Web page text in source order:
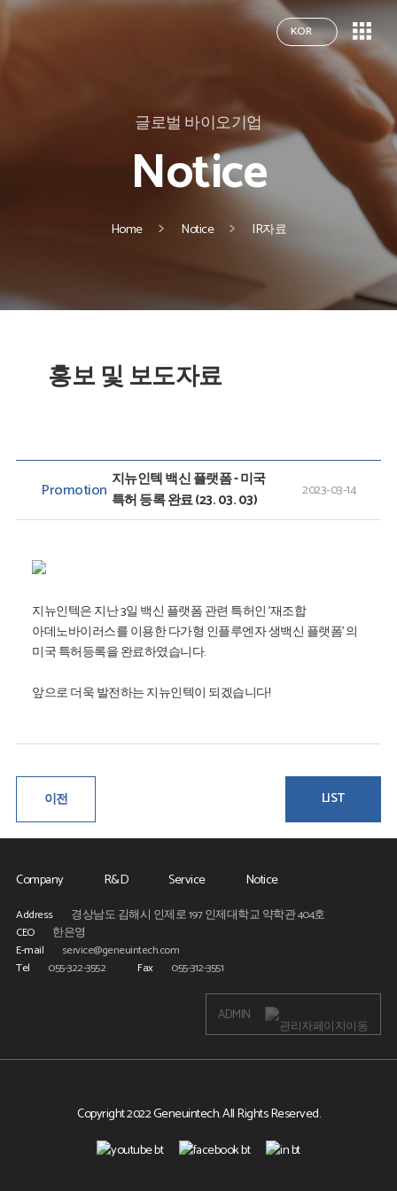
KOR
글로벌 바이오기업
Notice
Home Notice IR자료
홍보 및 보도자료
Promotion 지뉴인텍 백신 플랫폼 - 미국
특허 등록 완료 (23. 03. 03)
2023-03-14
지뉴인텍은 지난 3일 백신 플랫폼 관련 특허인 '재조합
아데노바이러스를 이용한 다가형 인플루엔자 생백신 플랫폼' 의
미국 특허등록을 완료하였습니다.
앞으로 더욱 발전하는 지뉴인텍이 되겠습니다!
이전 LIST
Company R&D Service Notice
Address
경상남도 김해시 인제로 197 인제대학교 약학관 404호
CEO
한­은영
E-mail
service@geneuintech.com
Tel
055-322-3552 Fax 055-312-3551
ADMIN
Copyright 2022 Geneuintech. All Rights Reserved.